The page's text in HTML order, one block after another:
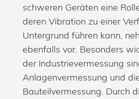
schweren Geräten eine
deren Vibration zu einer
Untergrund führen kann,
ebenfalls vor. Besonders
der Industrievermessung
Anlagenvermessung und
Bauteilvermessung. Durch